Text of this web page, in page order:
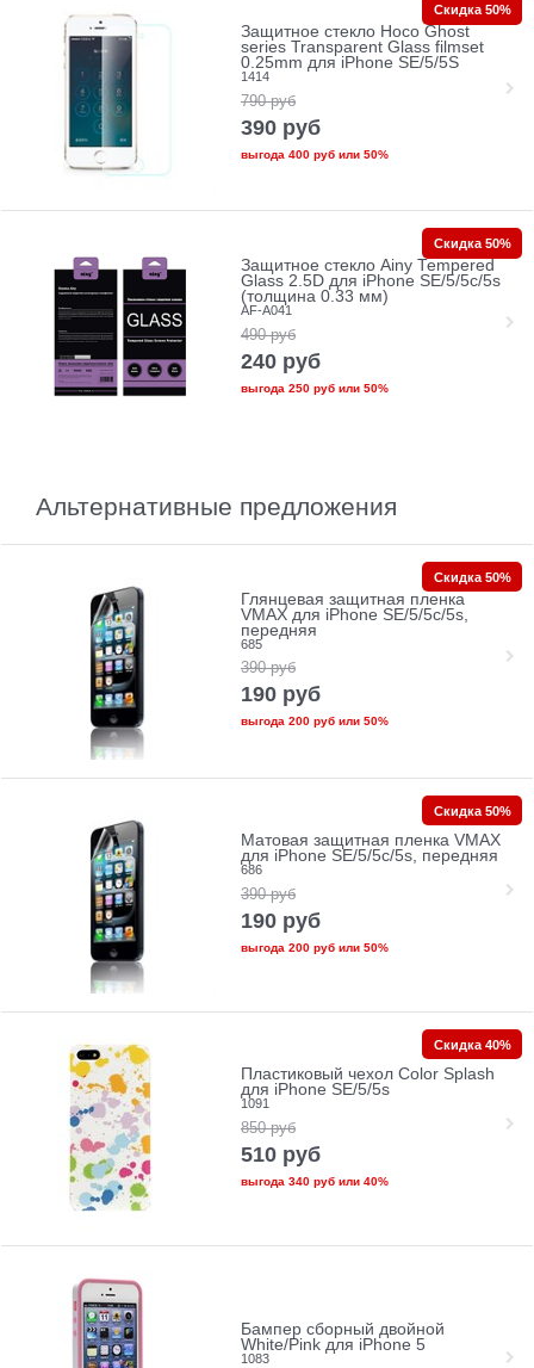
Защитное стекло Hoco Ghost
series Transparent Glass filmset
0.25mm для iPhone SE/5/5S
1414
790 руб
390 руб
выгода 400 рубили 50%
Скидка 50%
Защитное стекло Ainy Tempered
Glass 2.5D для iPhone SE/5/5c/5s
(толщина 0.33 мм)
AF-A041
490 руб
240 руб
выгода 250 рубили 50%
Скидка 50%
Альтернативные предложения
Глянцевая защитная пленка
VMAX для iPhone SE/5/5c/5s,
передняя
685
390 руб
190 руб
выгода 200 рубили 50%
Скидка 50%
Матовая защитная пленка VMAX
для iPhone SE/5/5c/5s, передняя
686
390 руб
190 руб
выгода 200 рубили 50%
Скидка 50%
Пластиковый чехол Color Splash
для iPhone SE/5/5s
1091
850 руб
510 руб
выгода 340 рубили 40%
Скидка 40%
Бампер сборный двойной
White/Pink для iPhone 5
1083